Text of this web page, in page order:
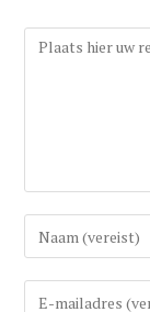
Reactie
Vul
uw
(gebruikers)naam
Vul